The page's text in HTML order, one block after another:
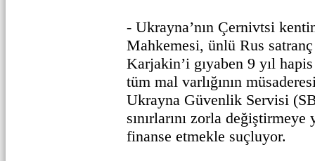
- Ukrayna’nın Çernivtsi
Mahkemesi, ünlü Rus
Karjakin’i gıyaben 9 yıl hapis
tüm mal varlığının
Ukrayna Güvenlik Servisi
sınırlarını zorla
finanse etmekle suçluyor.